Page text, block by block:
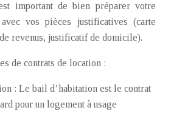
important de bien préparer votre
vos pièces justificatives (carte
revenus, justificatif de domicile).
de contrats de location :
: Le bail d’habitation est le contrat
pour un logement à usage